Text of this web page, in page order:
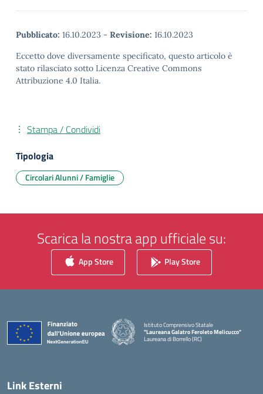
Pubblicato: 16.10.2023 - Revisione: 16.10.2023
Eccetto dove diversamente specificato, questo articolo è
stato rilasciato sotto Licenza Creative Commons
Attribuzione 4.0 Italia.
Stampa / Condividi
Tipologia
Circolari Alunni / Famiglie
Scarica la nostra app ufficiale su:
App Store Play Store
Istituto Comprensivo Statale
"Laureana Galatro Feroleto Melicucco"
Laureana di Borrello (RC)
Link Esterni